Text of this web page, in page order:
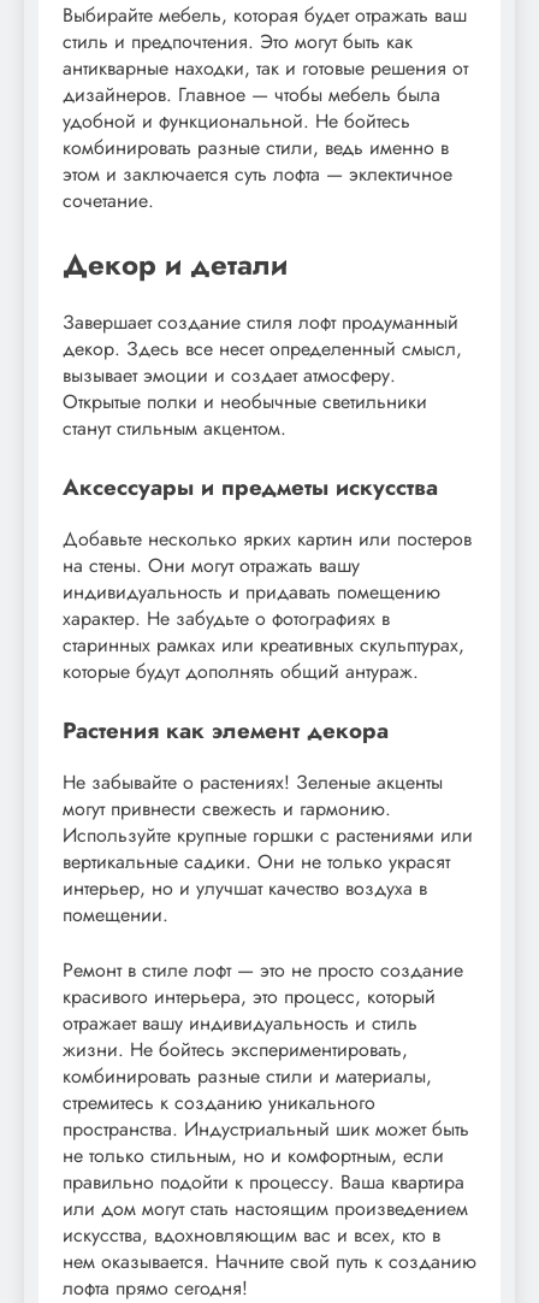
Выбирайте мебель, которая будет отражать ваш
стиль и предпочтения. Это могут быть как
антикварные находки, так и готовые решения от
дизайнеров. Главное — чтобы мебель была
удобной и функциональной. Не бойтесь
комбинировать разные стили, ведь именно в
этом и заключается суть лофта — эклектичное
сочетание.
Декор и детали
Завершает создание стиля лофт продуманный
декор. Здесь все несет определенный смысл,
вызывает эмоции и создает атмосферу.
Открытые полки и необычные светильники
станут стильным акцентом.
Аксессуары и предметы искусства
Добавьте несколько ярких картин или постеров
на стены. Они могут отражать вашу
индивидуальность и придавать помещению
характер. Не забудьте о фотографиях в
старинных рамках или креативных скульптурах,
которые будут дополнять общий антураж.
Растения как элемент декора
Не забывайте о растениях! Зеленые акценты
могут привнести свежесть и гармонию.
Используйте крупные горшки с растениями или
вертикальные садики. Они не только украсят
интерьер, но и улучшат качество воздуха в
помещении.
Ремонт в стиле лофт — это не просто создание
красивого интерьера, это процесс, который
отражает вашу индивидуальность и стиль
жизни. Не бойтесь экспериментировать,
комбинировать разные стили и материалы,
стремитесь к созданию уникального
пространства. Индустриальный шик может быть
не только стильным, но и комфортным, если
правильно подойти к процессу. Ваша квартира
или дом могут стать настоящим произведением
искусства, вдохновляющим вас и всех, кто в
нем оказывается. Начните свой путь к созданию
лофта прямо сегодня!